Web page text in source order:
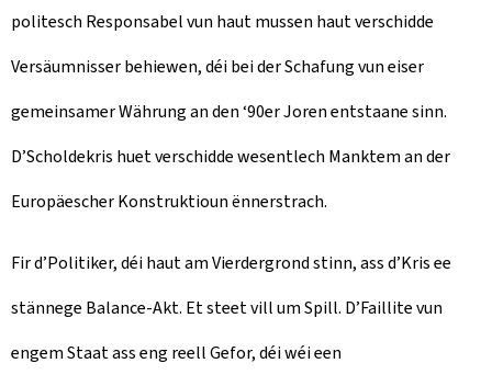
politesch Responsabel vun haut mussen haut verschidde
Versäumnisser behiewen, déi bei der Schafung vun eiser
gemeinsamer Währung an den ‘90er Joren entstaane sinn.
D’Scholdekris huet verschidde wesentlech Manktem an der
Europäescher Konstruktioun ënnerstrach.
Fir d’Politiker, déi haut am Vierdergrond stinn, ass d’Kris ee
stännege Balance-Akt. Et steet vill um Spill. D’Faillite vun
engem Staat ass eng reell Gefor, déi wéi een